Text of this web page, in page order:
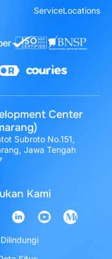
ServiceLocations
Center
Subroto No.151,
Jawa Tengah
Kami